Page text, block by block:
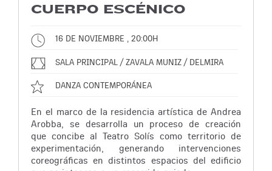
CUERPO ESCÉNICO
16 DE NOVIEMBRE , 20:00H
SALA PRINCIPAL / ZAVALA MUNIZ / DELMIRA
DANZA CONTEMPORÁNEA
En el marco de la residencia artística de Andrea
Arobba, se desarrolla un proceso de creación
que concibe al Teatro Solís como territorio de
experimentación, generando intervenciones
coreográficas en distintos espacios del edificio